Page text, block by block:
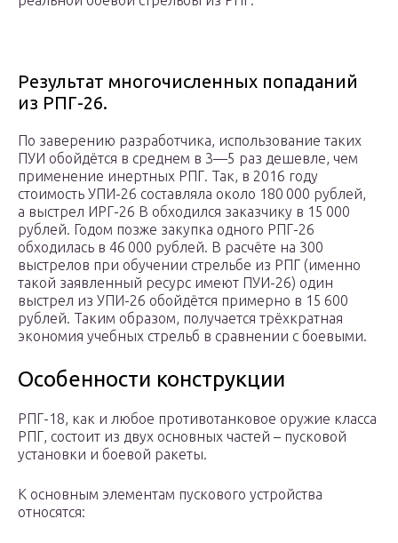
Результат многочисленных попаданий
из РПГ-26.
По заверению разработчика, использование таких
ПУИ обойдётся в среднем в 3—5 раз дешевле, чем
применение инертных РПГ. Так, в 2016 году
стоимость УПИ-26 составляла около 180 000 рублей,
а выстрел ИРГ-26 В обходился заказчику в 15 000
рублей. Годом позже закупка одного РПГ-26
обходилась в 46 000 рублей. В расчёте на 300
выстрелов при обучении стрельбе из РПГ (именно
такой заявленный ресурс имеют ПУИ-26) один
выстрел из УПИ-26 обойдётся примерно в 15 600
рублей. Таким образом, получается трёхкратная
экономия учебных стрельб в сравнении с боевыми.
Особенности конструкции
РПГ-18, как и любое противотанковое оружие класса
РПГ, состоит из двух основных частей – пусковой
установки и боевой ракеты.
К основным элементам пускового устройства
относятся: